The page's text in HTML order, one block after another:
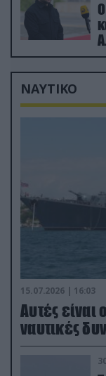
ΝΑΥΤΙΚΟ
15.07.2026 | 16:03
Aυτές είναι
ναυτικές